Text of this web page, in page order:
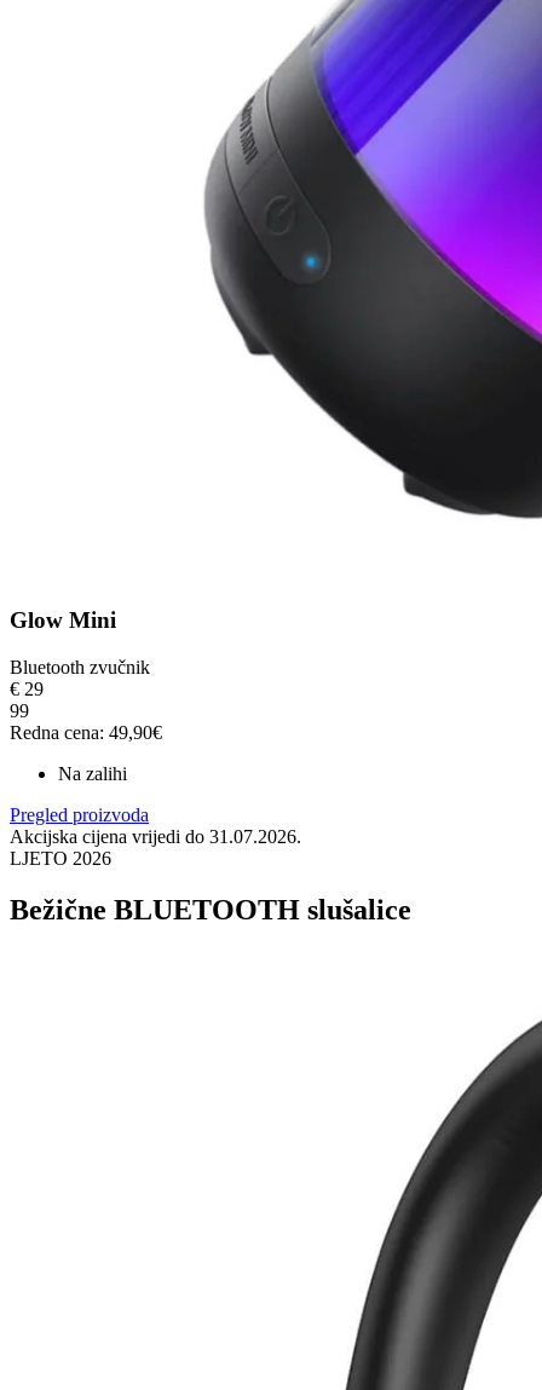
Glow Mini
Bluetooth zvučnik
€ 29
99
Redna cena: 49,90€
Na zalihi
Pregled proizvoda
Akcijska cijena vrijedi do 31.07.2026.
LJETO 2026
Bežične BLUETOOTH slušalice